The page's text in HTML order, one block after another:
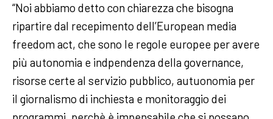
“Noi abbiamo detto con chiarezza che bisogna
ripartire dal recepimento dell’European media
freedom act, che sono le regole europee per avere
più autonomia e indpendenza della governance,
risorse certe al servizio pubblico, autuonomia per
il giornalismo di inchiesta e monitoraggio dei